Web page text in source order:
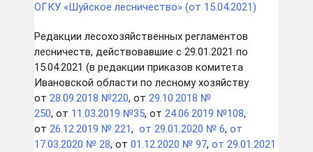
ОГКУ «Шуйское лесничество» (от 15.04.2021)
Редакции лесохозяйственных регламентов
лесничеств, действовавшие с 29.01.2021 по
15.04.2021 (в редакции приказов комитета
Ивановской области по лесному хозяйству
от 28.09.2018 №220, от 29.10.2018 №
250, от 11.03.2019 №35, от 24.06.2019 №108,
от 26.12.2019 № 221, от 29.01.2020 № 6, от
17.03.2020 № 28, от 01.12.2020 № 97, от 29.01.2021